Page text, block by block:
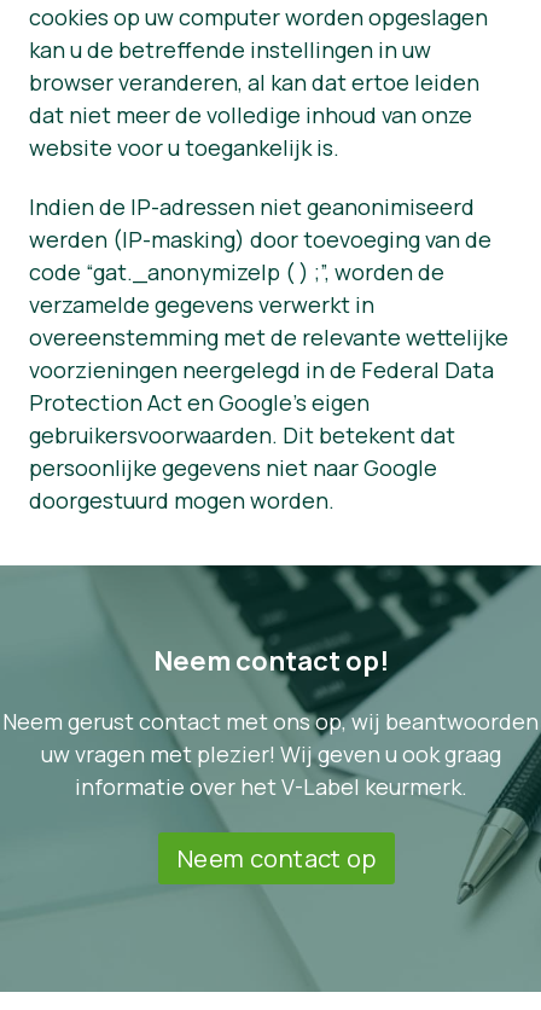
cookies op uw computer worden opgeslagen
kan u de betreffende instellingen in uw
browser veranderen, al kan dat ertoe leiden
dat niet meer de volledige inhoud van onze
website voor u toegankelijk is.
Indien de IP-adressen niet geanonimiseerd
werden (IP-masking) door toevoeging van de
code “gat._anonymizeIp ( ) ;”, worden de
verzamelde gegevens verwerkt in
overeenstemming met de relevante wettelijke
voorzieningen neergelegd in de Federal Data
Protection Act en Google’s eigen
gebruikersvoorwaarden. Dit betekent dat
persoonlijke gegevens niet naar Google
doorgestuurd mogen worden.
Neem contact op!
Neem gerust contact met ons op, wij beantwoorden
uw vragen met plezier! Wij geven u ook graag
informatie over het V-Label keurmerk.
Neem contact op